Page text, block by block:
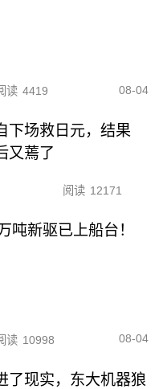
读 4419 08-04
下场救日元，结果
又蔫了
阅读 12171
吨新驱已上船台！
读 10998 08-04
了现实，东大机器狼